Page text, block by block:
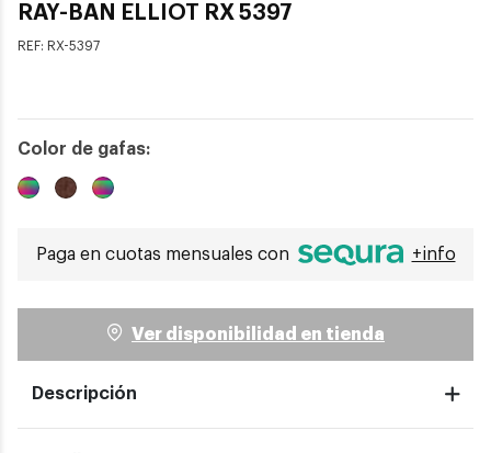
RAY-BAN ELLIOT RX 5397
REF: RX-5397
Color de gafas:
Paga en cuotas mensuales con +info
Ver disponibilidad en tienda
Descripción